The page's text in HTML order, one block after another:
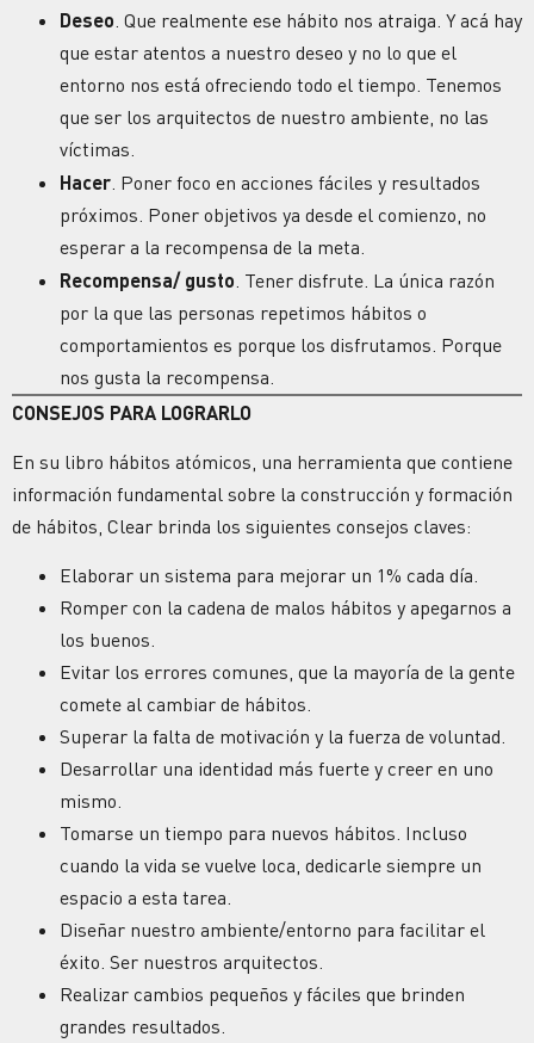
Deseo . Que realmente ese hábito nos atraiga. Y acá hay
que estar atentos a nuestro deseo y no lo que el
entorno nos está ofreciendo todo el tiempo. Tenemos
que ser los arquitectos de nuestro ambiente, no las
víctimas.
Hacer . Poner foco en acciones fáciles y resultados
próximos. Poner objetivos ya desde el comienzo, no
esperar a la recompensa de la meta.
Recompensa/ gusto . Tener disfrute. La única razón
por la que las personas repetimos hábitos o
comportamientos es porque los disfrutamos. Porque
nos gusta la recompensa.
CONSEJOS PARA LOGRARLO
En su libro hábitos atómicos, una herramienta que contiene
información fundamental sobre la construcción y formación
de hábitos, Clear brinda los siguientes consejos claves:
Elaborar un sistema para mejorar un 1% cada día.
Romper con la cadena de malos hábitos y apegarnos a
los buenos.
Evitar los errores comunes, que la mayoría de la gente
comete al cambiar de hábitos.
Superar la falta de motivación y la fuerza de voluntad.
Desarrollar una identidad más fuerte y creer en uno
mismo.
Tomarse un tiempo para nuevos hábitos. Incluso
cuando la vida se vuelve loca, dedicarle siempre un
espacio a esta tarea.
Diseñar nuestro ambiente/entorno para facilitar el
éxito. Ser nuestros arquitectos.
Realizar cambios pequeños y fáciles que brinden
grandes resultados.